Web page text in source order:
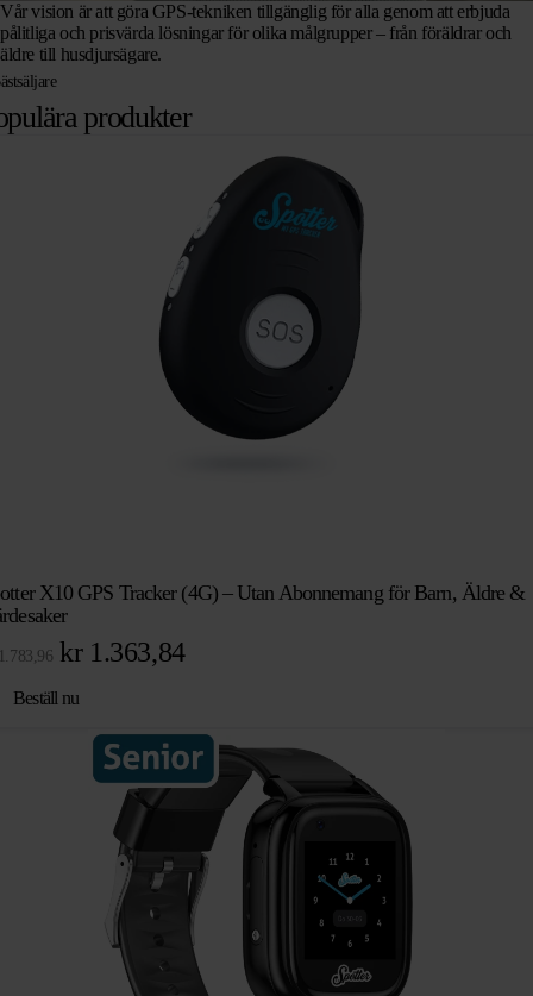
Vår vision är att göra GPS-tekniken tillgänglig för alla genom att erbjuda
pålitliga och prisvärda lösningar för olika målgrupper – från föräldrar och
äldre till husdjursägare.
produkter
X10 GPS Tracker (4G) – Utan Abonnemang för Barn, Äldre &
Det
var:
kr 1.783,96.
kr1.363,84Det
är:
kr 1.363,84.
Beställ nu